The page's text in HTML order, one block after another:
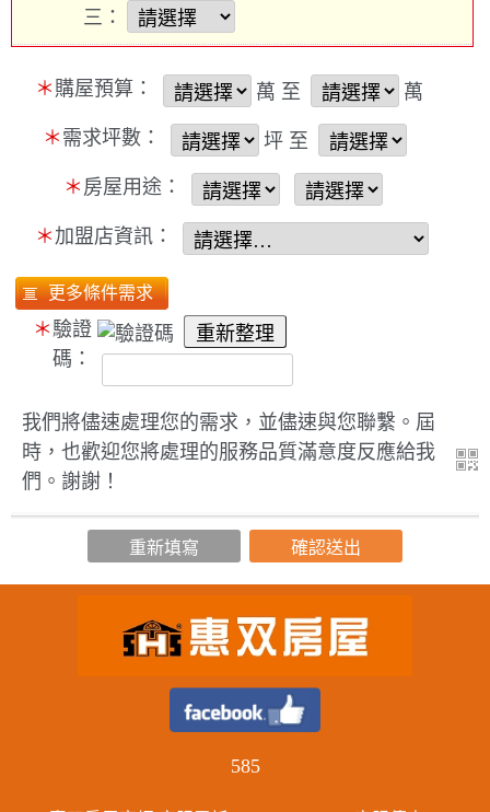
三：
＊ 購屋預算： 萬 至 萬
＊ 需求坪數： 坪 至
＊ 房屋用途：
＊ 加盟店資訊：
＊驗證
碼：
我們將儘速處理您的需求，並儘速與您聯繫。屆
時，也歡迎您將處理的服務品質滿意度反應給我
們。謝謝！
585